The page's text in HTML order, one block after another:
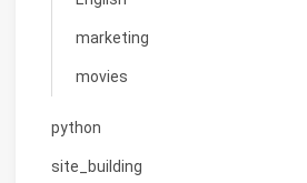
marketing
movies
python
site_building